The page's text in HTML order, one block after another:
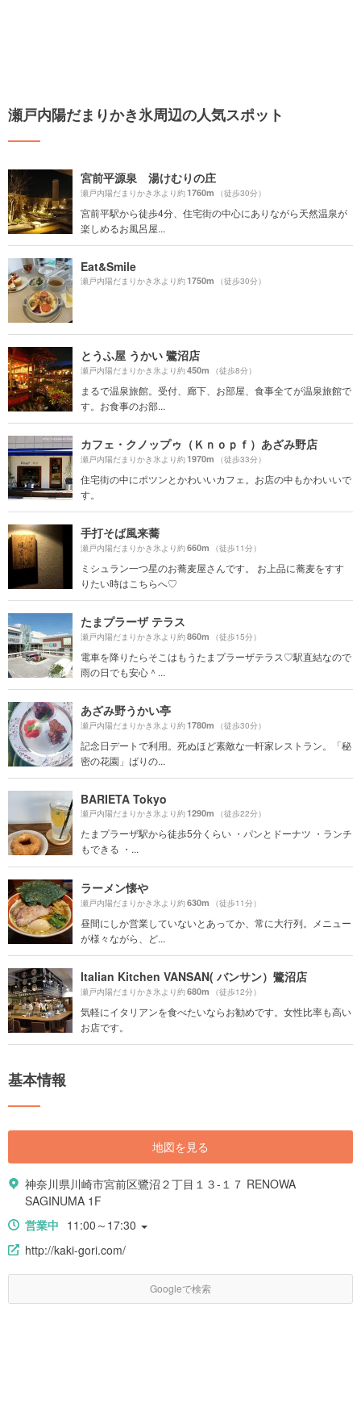
瀬戸内陽だまりかき氷周辺の人気スポット
宮前平源泉 湯けむりの庄
瀬戸内陽だまりかき氷より約1760m （徒歩30分）
宮前平駅から徒歩4分、住宅街の中心にありながら天然温泉が
楽しめるお風呂屋...
Eat&Smile
瀬戸内陽だまりかき氷より約1750m （徒歩30分）
とうふ屋 うかい 鷺沼店
瀬戸内陽だまりかき氷より約450m （徒歩8分）
まるで温泉旅館。受付、廊下、お部屋、食事全てが温泉旅館で
す。お食事のお部...
カフェ・クノップゥ（Ｋｎｏｐｆ）あざみ野店
瀬戸内陽だまりかき氷より約1970m （徒歩33分）
住宅街の中にポツンとかわいいカフェ。お店の中もかわいいで
す。
手打そば風来蕎
瀬戸内陽だまりかき氷より約660m （徒歩11分）
ミシュラン一つ星のお蕎麦屋さんです。 お上品に蕎麦をすす
りたい時はこちらへ♡
たまプラーザ テラス
瀬戸内陽だまりかき氷より約860m （徒歩15分）
電車を降りたらそこはもうたまプラーザテラス♡駅直結なので
雨の日でも安心＾...
あざみ野うかい亭
瀬戸内陽だまりかき氷より約1780m （徒歩30分）
記念日デートで利用。死ぬほど素敵な一軒家レストラン。「秘
密の花園」ばりの...
BARIETA Tokyo
瀬戸内陽だまりかき氷より約1290m （徒歩22分）
たまプラーザ駅から徒歩5分くらい ・パンとドーナツ ・ランチ
もできる ・...
ラーメン懐や
瀬戸内陽だまりかき氷より約630m （徒歩11分）
昼間にしか営業していないとあってか、常に大行列。メニュー
が様々ながら、ど...
Italian Kitchen VANSAN( バンサン）鷺沼店
瀬戸内陽だまりかき氷より約680m （徒歩12分）
気軽にイタリアンを食べたいならお勧めです。女性比率も高い
お店です。
基本情報
地図を見る
神奈川県川崎市宮前区鷺沼２丁目１３-１７ RENOWA
SAGINUMA 1F
営業中 11:00～17:30
http://kaki-gori.com/
Googleで検索